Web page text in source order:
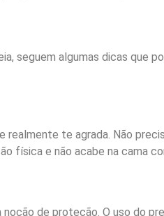
seguem algumas dicas que
te agrada. Não
física e não acabe na cama
de proteção. O uso do